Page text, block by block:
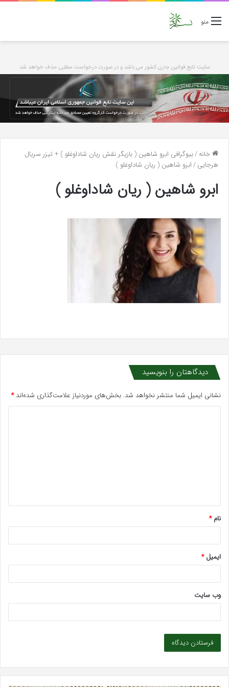
منو
سایت تابع قوانین جاری کشور می باشد و در صورت درخواست مطلبی حذف خواهد شد
خانه/بیوگرافی ابرو شاهین ( بازیگر نقش ریان شاداوغلو ) + تیزر سریال
هرجایی/ابرو شاهین ( ریان شاداوغلو )
ابرو شاهین ( ریان شاداوغلو )
دیدگاهتان را بنویسید
نشانی ایمیل شما منتشر نخواهد شد. بخش‌های موردنیاز علامت‌گذاری شده‌اند*
*
نام*
ایمیل*
وب‌ سایت